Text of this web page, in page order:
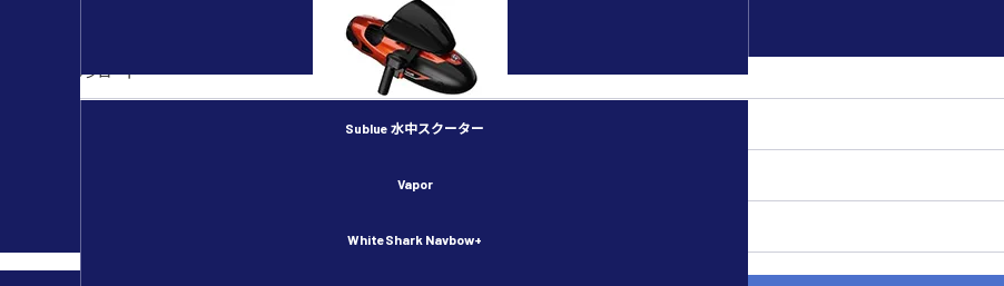
Sublue 水中スクーター
Vapor
WhiteShark Navbow+
DJI関連ダウンロード